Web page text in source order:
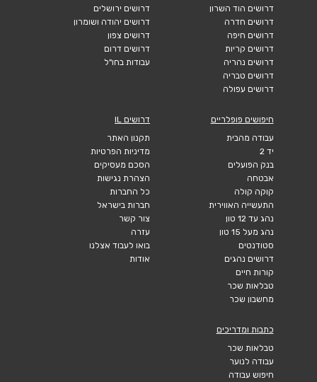
דרושים הוד השרון
דרושים חדרה
דרושים חיפה
דרושים קריות
דרושים נהריה
דרושים טבריה
דרושים עפולה
דרושים ירושלים
דרושים יהודה ושומרון
דרושים צפון
דרושים דרום
עבודות בחו"ל
חיפושים פופלריים
עבודה מהבית
יד 2
בנק הפועלים
אבטחה
קוקה קולה
התעשייה האווירית
נהג עד 12 טון
נהג מעל 15 טון
סטודנטים
דרושים נהגים
קורות חיים
טבלאות שכר
מחשבון שכר
דרושים IL
תקנון האתר
מדיניות הפרטיות
הסכם מעסיקים
הצהרת נגישות
כל החברות
חברות בישראל
צור קשר
עזרה
בואו לעבוד אצלנו
אודות
כתבות ומדריכים
טבלאות שכר
עבודה לנוער
חיפוש עבודה